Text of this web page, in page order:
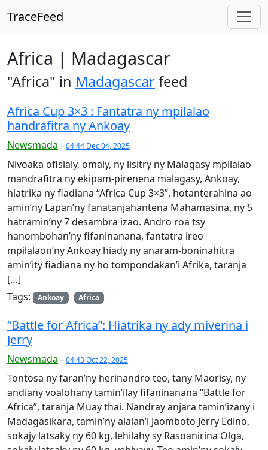
TraceFeed
Africa | Madagascar
"Africa" in Madagascarfeed
Africa Cup 3×3 : Fantatra ny mpilalao
handrafitra ny Ankoay
Newsmada - 04:44 Dec 04, 2025
Nivoaka ofisialy, omaly, ny lisitry ny Malagasy mpilalao
mandrafitra ny ekipam-pirenena malagasy, Ankoay,
hiatrika ny fiadiana “Africa Cup 3×3”, hotanterahina ao
amin’ny Lapan’ny fanatanjahantena Mahamasina, ny 5
hatramin’ny 7 desambra izao. Andro roa tsy
hanombohan’ny fifaninanana, fantatra ireo
mpilalaon’ny Ankoay hiady ny anaram-boninahitra
amin’ity fiadiana ny ho tompondakan’i Afrika, ta­ranja
[…]
Tags:
Ankoay Africa
“Battle for Africa”: Hiatrika ny ady miverina i
Jerry
Newsmada - 04:43 Oct 22, 2025
Tontosa ny faran’ny herinandro teo, tany Maorisy, ny
andiany voalohany tamin’ilay fifaninanana “Battle for
Africa”, taranja Muay thai. Nandray anjara tamin’izany i
Madaga­sikara, tamin’ny alalan’i Jaomboto Jerry Edino,
sokajy latsaky ny 60 kg, lehilahy sy Rasoanirina Olga,